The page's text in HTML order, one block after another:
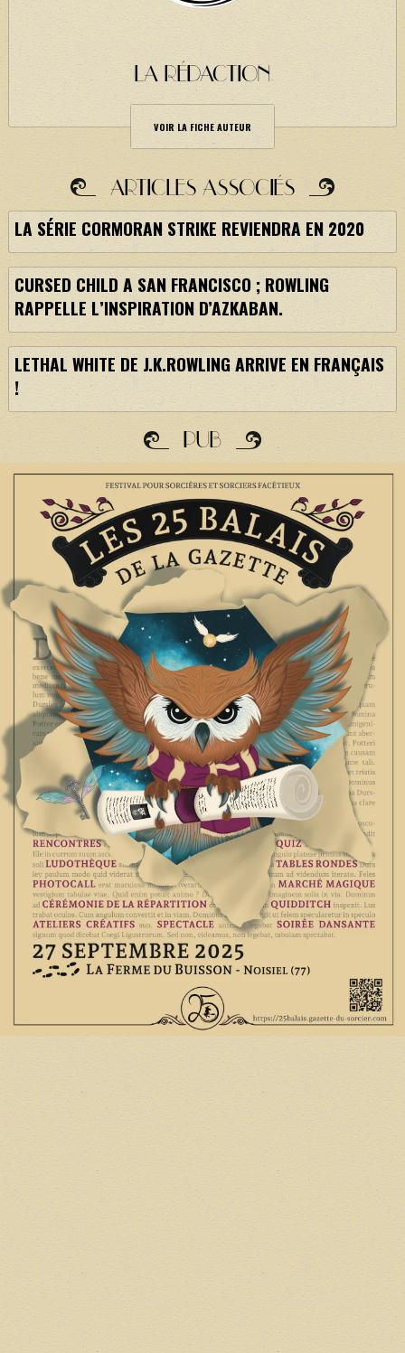
LA RÉDACTION
VOIR LA FICHE AUTEUR
ARTICLES ASSOCIÉS
LA SÉRIE CORMORAN STRIKE REVIENDRA EN 2020
CURSED CHILD A SAN FRANCISCO ; ROWLING
RAPPELLE L’INSPIRATION D’AZKABAN.
LETHAL WHITE DE J.K.ROWLING ARRIVE EN FRANÇAIS
!
PUB